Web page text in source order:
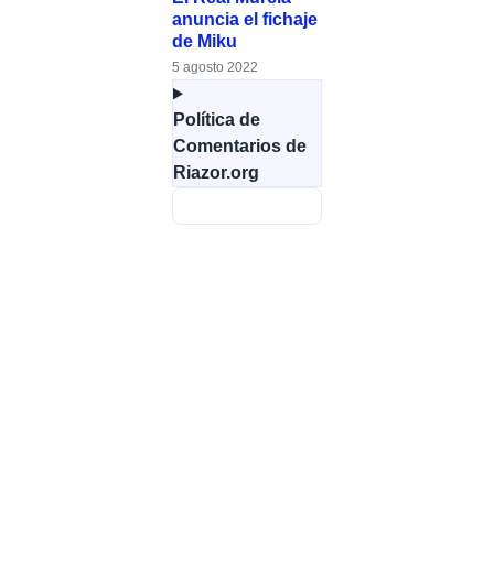
anuncia el fichaje
de Miku
5 agosto 2022
Política de
Comentarios de
Riazor.org